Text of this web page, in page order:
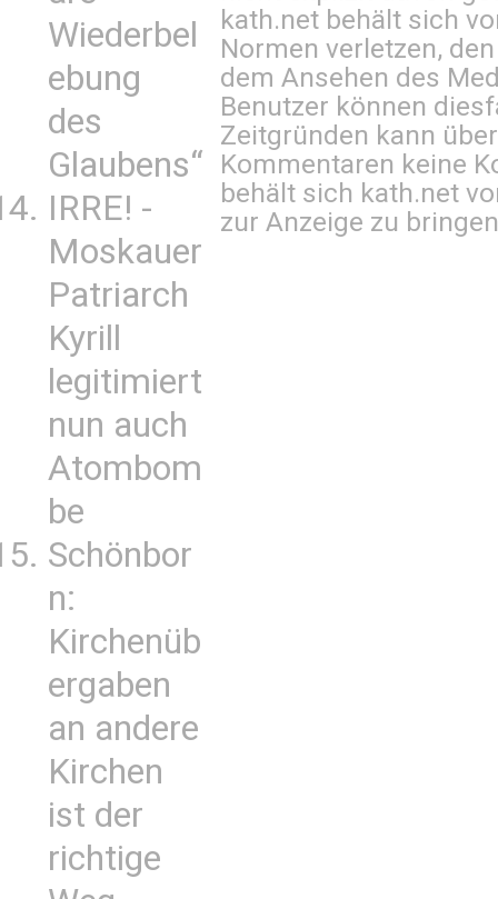
Wiederbel
ebung
des
Glaubens“
IRRE! -
Moskauer
Patriarch
Kyrill
legitimiert
nun auch
Atombom
be
Schönbor
n:
Kirchenüb
ergaben
an andere
Kirchen
ist der
richtige
kath.net behält sich
Normen verletzen,
dem Ansehen des
Benutzer können
Zeitgründen kann
Kommentaren keine
behält sich kath.net
zur Anzeige zu